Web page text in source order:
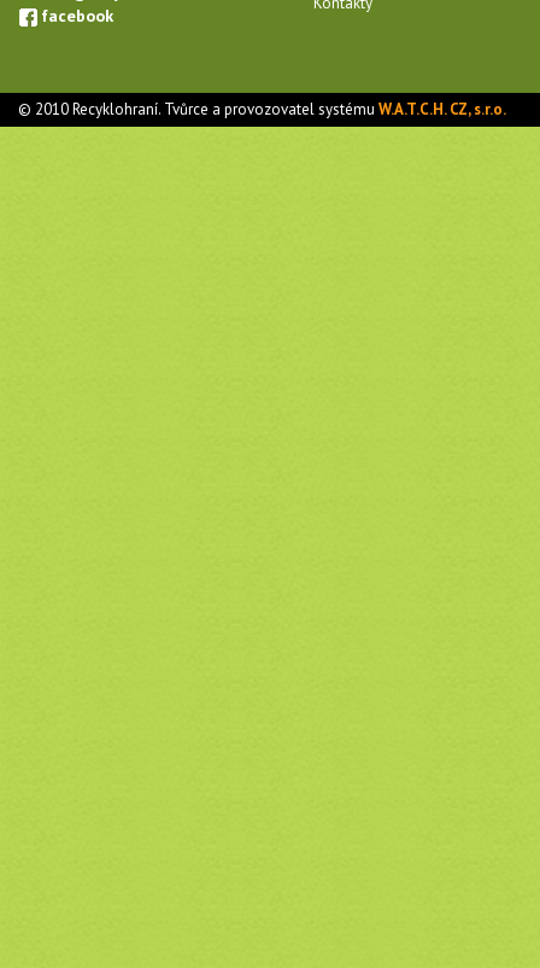
facebook
© 2010 Recyklohraní. Tvůrce a provozovatel systémuW.A.T.C.H. CZ, s.r.o.